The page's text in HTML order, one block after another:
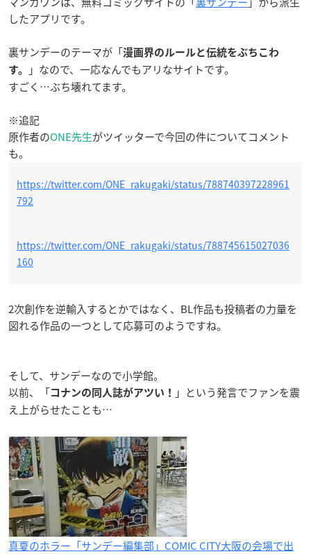
したアプリです。
裏サンデーのテーマが「漫画界のルールと伝統をぶちこわ
す。
」なので、一応なんでもアリなサイトです。
すごく…ぶち壊れてます。
※追記
原作者のONE先生がツイッターで今回の件についてコメント
も。
https://twitter.com/ONE_rakugaki/status/788740397228961
792
https://twitter.com/ONE_rakugaki/status/788745615027036
160
2次創作を逆輸入するとかではなく、BL作品も投稿者の力量を
図れる作品の一つとして応募可のようですね。
そして、サンデーなので小学館。
以前、「コナンの同人誌がアツい！
」という発言でファンを震
え上がらせたことも…
真夏のホラー「サンデー編集部」COMIC CITY大阪の会場で出